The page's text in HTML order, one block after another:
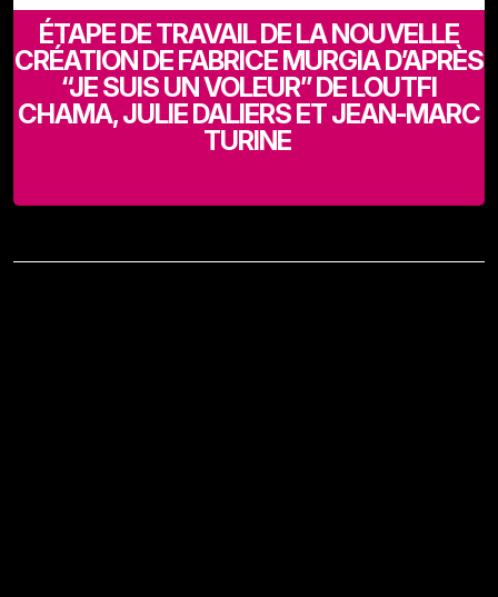
ÉTAPE DE TRAVAIL DE LA NOUVELLE
CRÉATION DE FABRICE MURGIA D’APRÈS
“JE SUIS UN VOLEUR” DE LOUTFI
CHAMA, JULIE DALIERS ET JEAN-MARC
TURINE